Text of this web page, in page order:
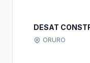
DESAT
ORURO